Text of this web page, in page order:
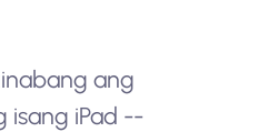
ang
isang iPad --